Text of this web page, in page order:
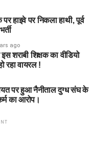
हाइवे पर निकला हाथी, पूर्व
ago
शराबी शिक्षक का वीडियो
रहा वायरल !
पर हुआ नैनीताल दुग्ध संघ के
का आरोप।